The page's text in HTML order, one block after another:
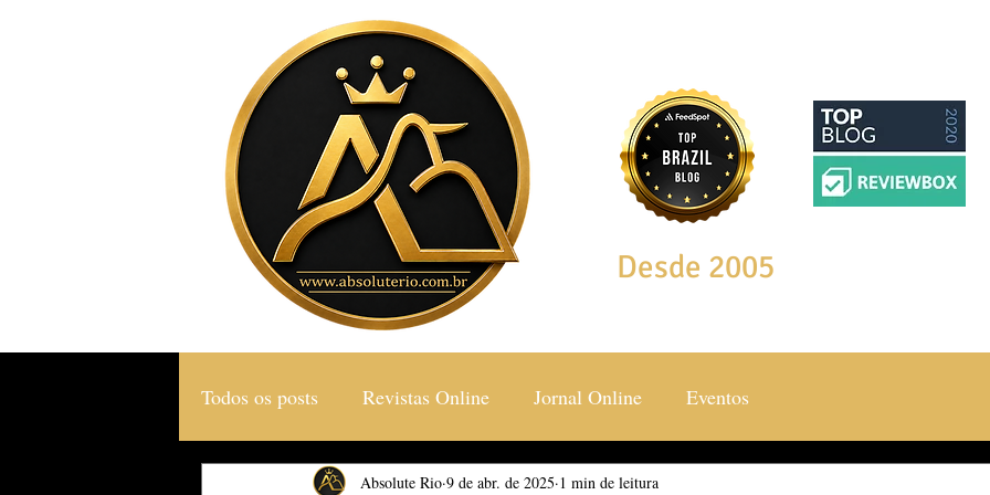
Desde 2005
Todos os posts Revistas Online Jornal Online Eventos
Gastronomia & Turismo Social & Estilos
Absolute Rio 9 de abr. de 2025 1 min de leitura